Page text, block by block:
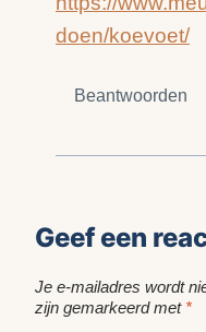
doen/koevoet/
Beantwoorden
Geef een
Je e-mailadres wordt
zijn gemarkeerd met *